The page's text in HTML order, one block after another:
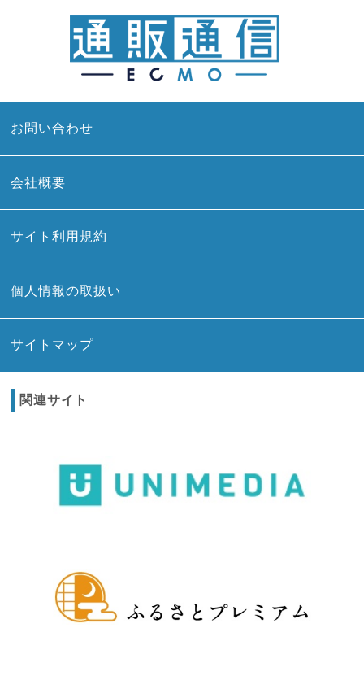
お問い合わせ
会社概要
サイト利用規約
個人情報の取扱い
サイトマップ
関連サイト